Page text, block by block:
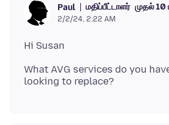
Paul மதிப்பீட்டாளர் முதல் 10
2/2/24, 2:22 AM
What AVG services do you